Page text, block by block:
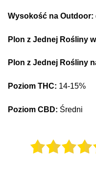
Wysokość na Outdoor:
Plon z Jednej Rośliny
Plon z Jednej Rośliny
Poziom THC: 14-15%
Poziom CBD: Średni